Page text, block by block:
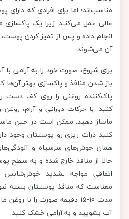
مناسب‌اند؛ اما برای افرادی که
عالی عمل می‌کنند. زیرا یک
انجام داده و پس از تمیز کردن
آن می‌شوند.
برای شروع، صورت خود را به آرامی با
باز شدن منافذ و پاکسازی بهتر
پاک‌کننده روغنی را روی کف دست
کنید. با حرکات دورانی و آرام،
ماساژ دهید. ممکن است در حین
کنید ذرات ریزی رو پوستتان وجود
همان جوش‌های سرسیاه و
حالا از منافذ خارج شده و به سطح
اتفاقی مواجه نشدید
معناست که منافذ پوستتان بسته
مدت 10-15 دقیقه صورت را با
آب بشویید و به آرامی خشک کنید.